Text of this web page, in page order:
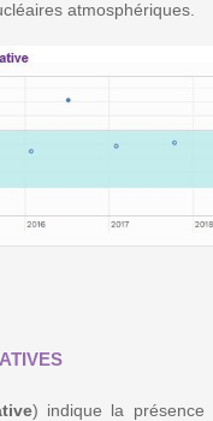
atmosphériques.
) indique la présence